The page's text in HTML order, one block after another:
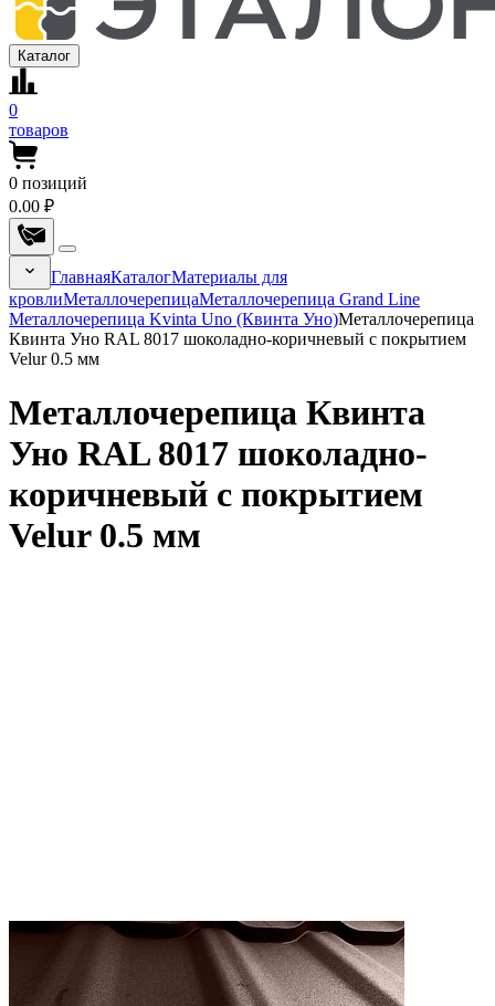
Каталог
0
товаров
0 позиций
0.00 ₽
ГлавнаяКаталогМатериалы для
кровлиМеталлочерепицаМеталлочерепица Grand Line
Металлочерепица Kvinta Uno (Квинта Уно)Металлочерепица
Квинта Уно RAL 8017 шоколадно-коричневый с покрытием
Velur 0.5 мм
Металлочерепица Квинта
Уно RAL 8017 шоколадно-
коричневый с покрытием
Velur 0.5 мм